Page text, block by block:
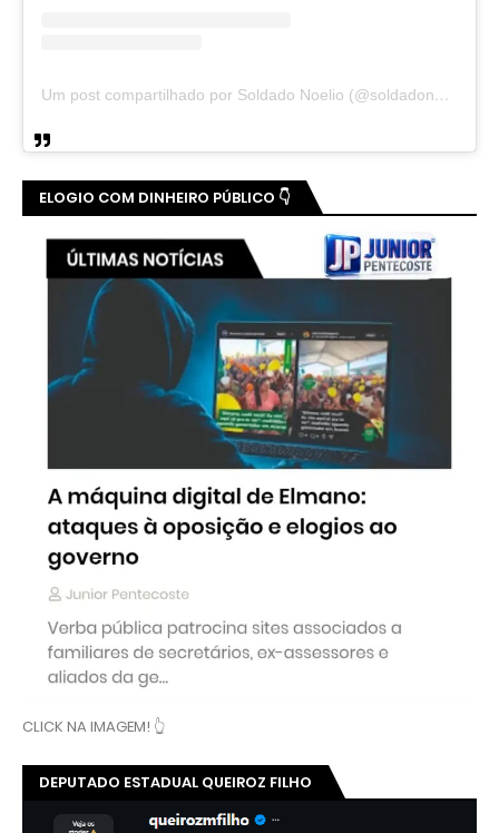
Um post compartilhado por Soldado Noelio (@soldadonoelio)
ELOGIO COM DINHEIRO PÚBLICO 👇
CLICK NA IMAGEM! 👆
DEPUTADO ESTADUAL QUEIROZ FILHO